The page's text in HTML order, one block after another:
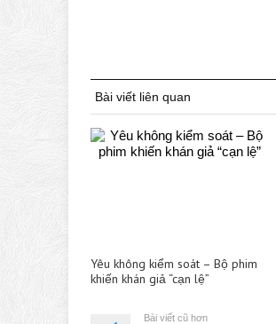
Bài viết liên quan
Yêu không kiểm soát – Bộ phim
khiến khán giả “cạn lệ”
Bài viết cũ hơn